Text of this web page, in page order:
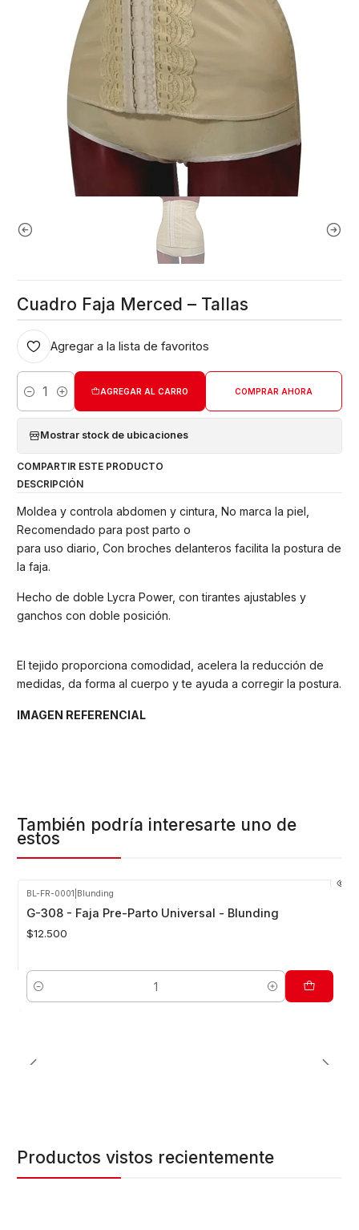
Cuadro Faja Merced – Tallas
Agregar a la lista de favoritos
Cantidad
AGREGAR AL CARRO COMPRAR AHORA
Mostrar stock de ubicaciones
COMPARTIR ESTE PRODUCTO
DESCRIPCIÓN
Moldea y controla abdomen y cintura, No marca la piel,
Recomendado para post parto o
para uso diario, Con broches delanteros facilita la postura de
la faja.
Hecho de doble Lycra Power, con tirantes ajustables y
ganchos con doble posición.
El tejido proporciona comodidad, acelera la reducción de
medidas, da forma al cuerpo y te ayuda a corregir la postura.
IMAGEN REFERENCIAL
También podría interesarte uno de
estos
BL-FR-0001 Blunding
G-308 - Faja Pre-Parto Universal - Blunding
$12.500
Cantidad
Productos vistos recientemente